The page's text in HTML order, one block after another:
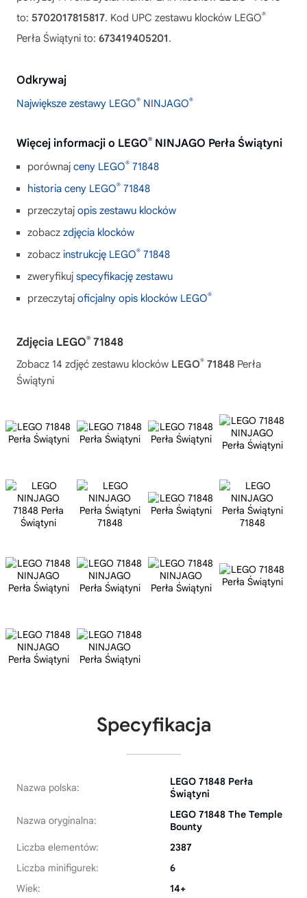
to: 5702017815817. Kod UPC zestawu klocków LEGO®
Perła Świątyni to: 673419405201.
Odkrywaj
Największe zestawy LEGO® NINJAGO®
Więcej informacji o LEGO® NINJAGO Perła Świątyni
porównaj ceny LEGO® 71848
historia ceny LEGO® 71848
przeczytaj opis zestawu klocków
zobacz zdjęcia klocków
zobacz instrukcję LEGO® 71848
zweryfikuj specyfikację zestawu
przeczytaj oficjalny opis klocków LEGO®
Zdjęcia LEGO® 71848
Zobacz 14 zdjęć zestawu klocków LEGO® 71848 Perła
Świątyni
Specyfikacja
Nazwa polska:
LEGO 71848 Perła
Świątyni
Nazwa oryginalna:
LEGO 71848 The Temple
Bounty
Liczba elementów:
2387
Liczba minifigurek:
6
Wiek:
14+